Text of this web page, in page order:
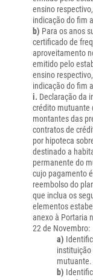
ensino
indicação do fim
b) Para os anos
certificado de
aproveitamento
emitido pelo
ensino
indicação do fim
i. Declaração da
crédito mutuante
montantes das
contratos de
por hipoteca
destinado a
permanente do
cujo pagamento
reembolso do
que inclua os
elementos
anexo à Portaria
22 de Novembro:
a)
mutuante.
b)